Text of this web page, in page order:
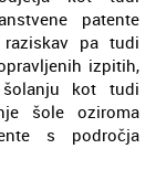
patente
pa tudi
izpitih,
kot tudi
šole oziroma
s področja